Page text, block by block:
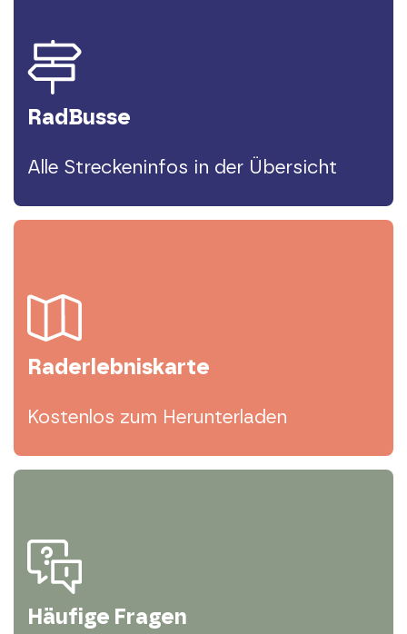
RadBusse
Alle Streckeninfos in der Übersicht
Raderlebniskarte
Kostenlos zum Herunterladen
Häufige Fragen